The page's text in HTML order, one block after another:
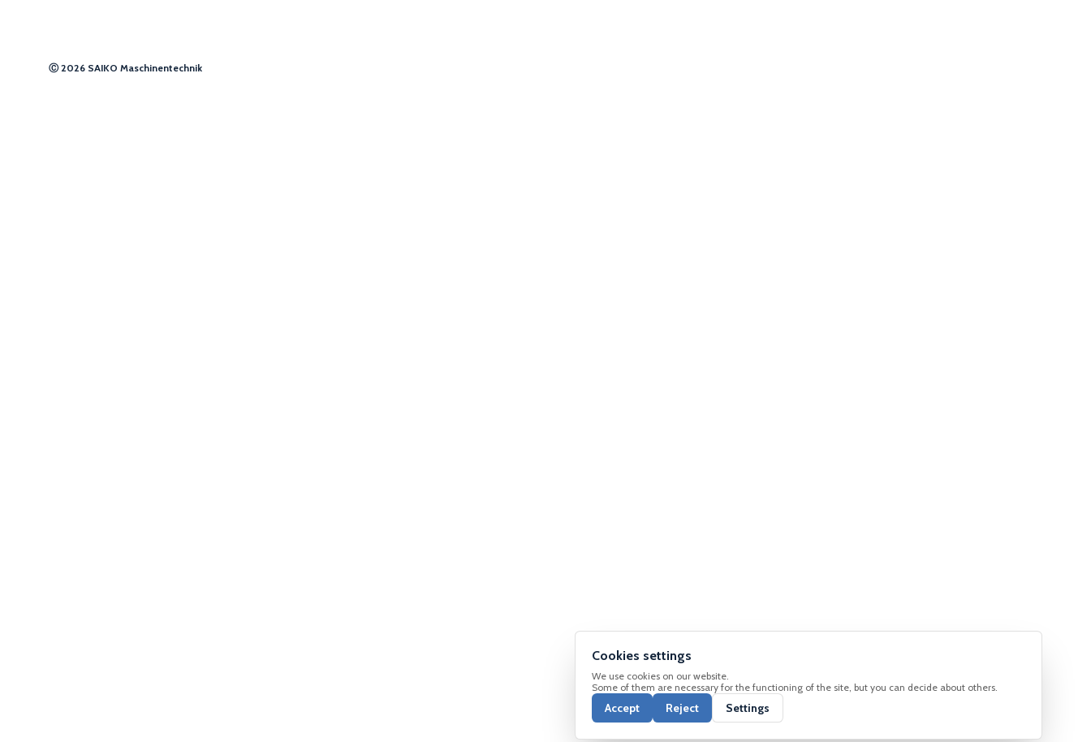
Ⓒ 2026 SAIKO Maschinentechnik
Cookies settings
We use cookies on our website.
Some of them are necessary for the functioning of the site, but you can decide about others.
Accept Reject Settings